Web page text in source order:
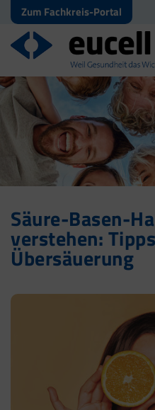
Zum Fachkreis-Portal
Säure-Basen-
verstehen:
Übersäuerung